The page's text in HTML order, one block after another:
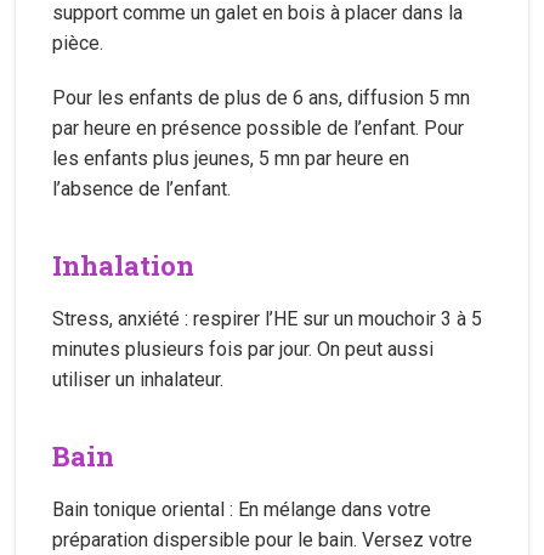
support comme un galet en bois à placer dans la
pièce.
Pour les enfants de plus de 6 ans, diffusion 5 mn
par heure en présence possible de l’enfant. Pour
les enfants plus jeunes, 5 mn par heure en
l’absence de l’enfant.
Inhalation
Stress, anxiété : respirer l’HE sur un mouchoir 3 à 5
minutes plusieurs fois par jour. On peut aussi
utiliser un inhalateur.
Bain
Bain tonique oriental : En mélange dans votre
préparation dispersible pour le bain. Versez votre